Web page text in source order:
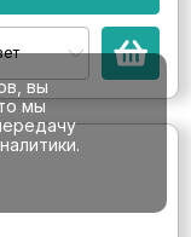
вы
мы